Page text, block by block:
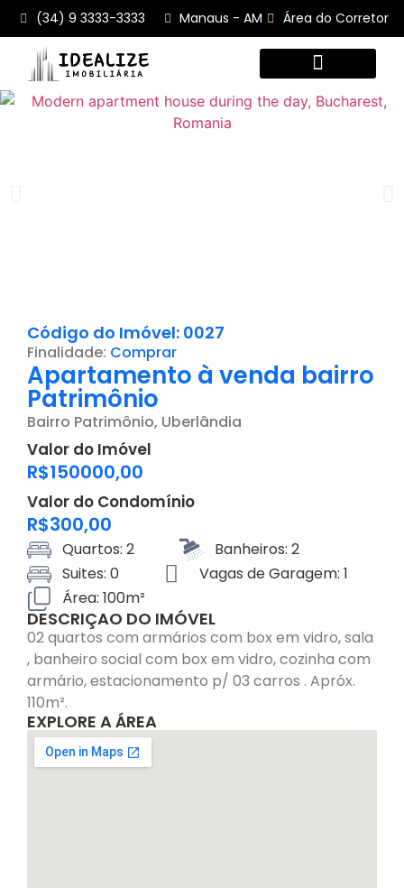
(34) 9 3333-3333 Manaus - AM Área do Corretor
Código do Imóvel: 0027
Finalidade: Comprar
Apartamento à venda bairro
Patrimônio
Bairro Patrimônio, Uberlândia
Valor do Imóvel
R$150000,00
Valor do Condomínio
R$300,00
Quartos: 2
Banheiros: 2
Suites: 0
Vagas de Garagem: 1
Área: 100m²
DESCRIÇAO DO IMÓVEL
02 quartos com armários com box em vidro, sala
, banheiro social com box em vidro, cozinha com
armário, estacionamento p/ 03 carros . Apróx.
110m².
EXPLORE A ÁREA